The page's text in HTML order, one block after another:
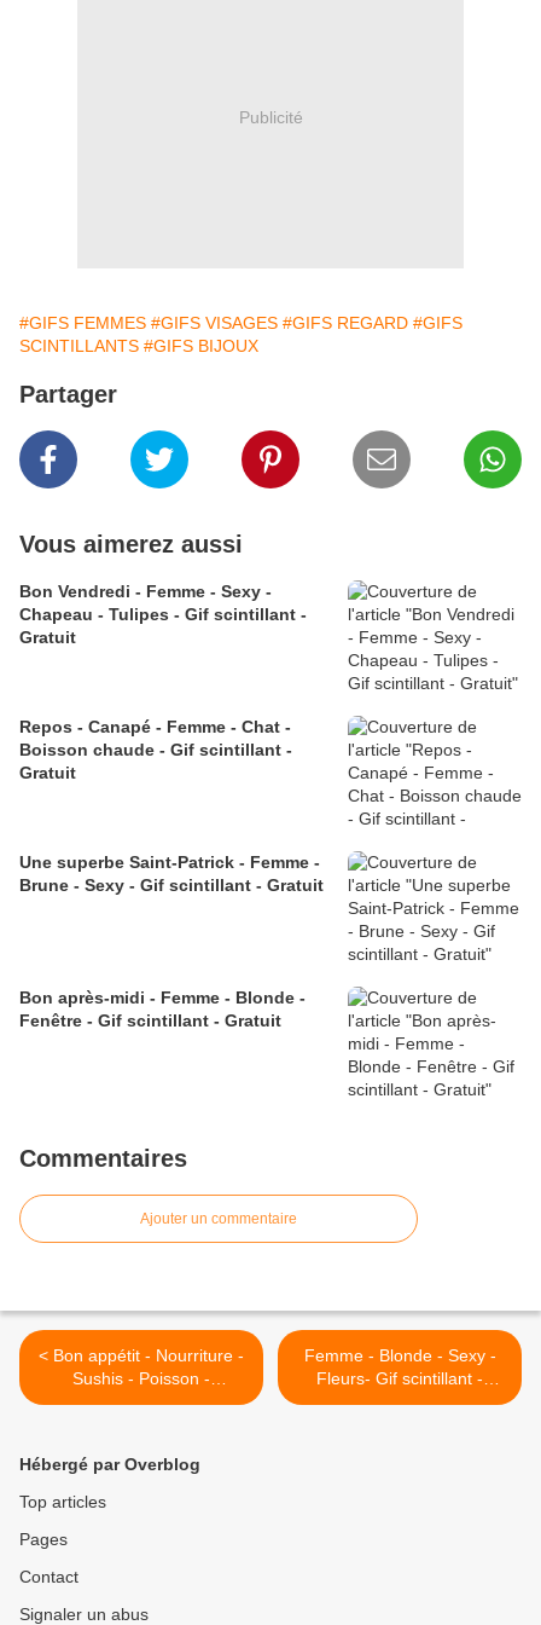
Publicité
#GIFS FEMMES #GIFS VISAGES #GIFS REGARD #GIFS
SCINTILLANTS #GIFS BIJOUX
Partager
Vous aimerez aussi
Bon Vendredi - Femme - Sexy -
Chapeau - Tulipes - Gif scintillant -
Gratuit
Repos - Canapé - Femme - Chat -
Boisson chaude - Gif scintillant -
Gratuit
Une superbe Saint-Patrick - Femme -
Brune - Sexy - Gif scintillant - Gratuit
Bon après-midi - Femme - Blonde -
Fenêtre - Gif scintillant - Gratuit
Commentaires
Ajouter un commentaire
< Bon appétit - Nourriture -
Sushis - Poisson -
Baguettes - Riz - Asia Food
Femme - Blonde - Sexy -
Fleurs- Gif scintillant -
Animé - Gratuit >
Hébergé par Overblog
Top articles
Pages
Contact
Signaler un abus